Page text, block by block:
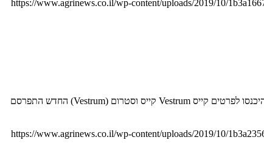
https://www.agrinews.co.il/wp-content/uploads/2019/10/
שנתייים לאחר שאמור היה לצאת לשוק בשם אחר, משיקה קייס רשמית את סדרת ה-Vestrum החדשה עם תוספות ושיפורים שלא הוצעו בסבב הראשון; היכנסו לפרטים קייס Vestrum קייס וסטרום (Vestrum) החדש התפרסם
https://www.agrinews.co.il/wp-content/uploads/2019/10/